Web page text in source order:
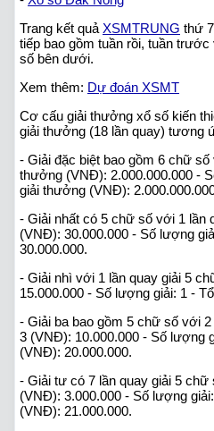
Trang kết quả XSMTRUNG thứ
tiếp bao gồm tuần rồi, tuần trước
số bên dưới.
Xem thêm: Dự đoán XSMT
Cơ cấu giải thưởng xổ số kiến
giải thưởng (18 lần quay) tương
- Giải đặc biệt bao gồm 6 chữ
thưởng (VNĐ): 2.000.000.000 -
giải thưởng (VNĐ):
- Giải nhất có 5 chữ số với 1 lần
(VNĐ): 30.000.000 - Số lượng
30.000.000.
- Giải nhì với 1 lần quay giải 5
15.000.000 - Số lượng giải: 1 -
- Giải ba bao gồm 5 chữ số với
3 (VNĐ): 10.000.000 - Số lượng
(VNĐ): 20.000.000.
- Giải tư có 7 lần quay giải 5
(VNĐ): 3.000.000 - Số lượng
(VNĐ): 21.000.000.